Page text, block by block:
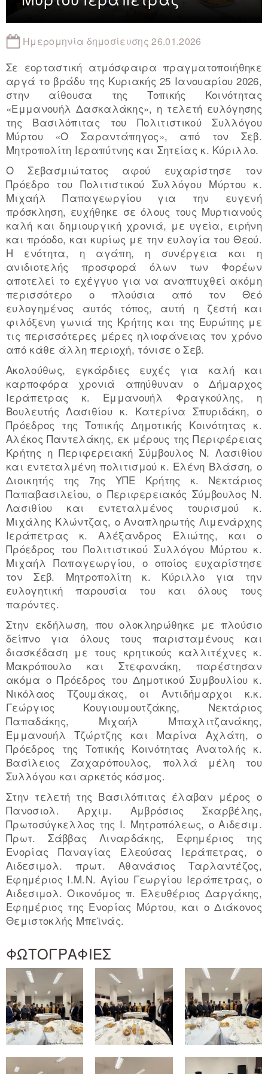
Ημερομηνία δημοσίευσης 26.01.2026
Σε εορταστική ατμόσφαιρα πραγματοποιήθηκε
αργά το βράδυ της Kυριακής 25 Ιανουαρίου 2026,
στην αίθουσα της Τοπικής Κοινότητας
«Εμμανουήλ Δασκαλάκης», η τελετή ευλόγησης
της Βασιλόπιτας του Πολιτιστικού Συλλόγου
Μύρτου «Ο Σαραντάπηγος», από τον Σεβ.
Μητροπολίτη Ιεραπύτνης και Σητείας κ. Κύριλλο.
Ο Σεβασμιώτατος αφού ευχαρίστησε τον
Πρόεδρο του Πολιτιστικού Συλλόγου Μύρτου κ.
Μιχαήλ Παπαγεωργίου για την ευγενή
πρόσκληση, ευχήθηκε σε όλους τους Μυρτιανούς
καλή και δημιουργική χρονιά, με υγεία, ειρήνη
και πρόοδο, και κυρίως με την ευλογία του Θεού.
Η ενότητα, η αγάπη, η συνέργεια και η
ανιδιοτελής προσφορά όλων των Φορέων
αποτελεί το εχέγγυο για να αναπτυχθεί ακόμη
περισσότερο ο πλούσια από τον Θεό
ευλογημένος αυτός τόπος, αυτή η ζεστή και
φιλόξενη γωνιά της Κρήτης και της Ευρώπης με
τις περισσότερες μέρες ηλιοφάνειας τον χρόνο
από κάθε άλλη περιοχή, τόνισε ο Σεβ.
Ακολούθως, εγκάρδιες ευχές για καλή και
καρποφόρα χρονιά απηύθυναν ο Δήμαρχος
Ιεράπετρας κ. Εμμανουήλ Φραγκούλης, η
Βουλευτής Λασιθίου κ. Κατερίνα Σπυριδάκη, ο
Πρόεδρος της Τοπικής Δημοτικής Κοινότητας κ.
Αλέκος Παντελάκης, εκ μέρους της Περιφέρειας
Κρήτης η Περιφερειακή Σύμβουλος Ν. Λασιθίου
και εντεταλμένη πολιτισμού κ. Ελένη Βλάσση, ο
Διοικητής της 7ης ΥΠΕ Κρήτης κ. Νεκτάριος
Παπαβασιλείου, ο Περιφερειακός Σύμβουλος Ν.
Λασιθίου και εντεταλμένος τουρισμού κ.
Μιχάλης Κλώντζας, ο Αναπληρωτής Λιμενάρχης
Ιεράπετρας κ. Αλέξανδρος Ελιώτης, και ο
Πρόεδρος του Πολιτιστικού Συλλόγου Μύρτου κ.
Μιχαήλ Παπαγεωργίου, ο οποίος ευχαρίστησε
τον Σεβ. Μητροπολίτη κ. Κύριλλο για την
ευλογητική παρουσία του και όλους τους
παρόντες.
Στην εκδήλωση, που ολοκληρώθηκε με πλούσιο
δείπνο για όλους τους παρισταμένους και
διασκέδαση με τους κρητικούς καλλιτέχνες κ.
Μακρόπουλο και Στεφανάκη, παρέστησαν
ακόμα ο Πρόεδρος του Δημοτικού Συμβουλίου κ.
Νικόλαος Τζουμάκας, οι Αντιδήμαρχοι κ.κ.
Γεώργιος Κουγιουμουτζάκης, Νεκτάριος
Παπαδάκης, Μιχαήλ Μπαχλιτζανάκης,
Εμμανουήλ Τζώρτζης και Μαρίνα Αχλάτη, ο
Πρόεδρος της Τοπικής Κοινότητας Ανατολής κ.
Βασίλειος Ζαχαρόπουλος, πολλά μέλη του
Συλλόγου και αρκετός κόσμος.
Στην τελετή της Βασιλόπιτας έλαβαν μέρος ο
Πανοσιολ. Αρχιμ. Αμβρόσιος Σκαρβέλης,
Πρωτοσύγκελλος της Ι. Μητροπόλεως, ο Αιδεσιμ.
Πρωτ. Σάββας Λιναρδάκης, Εφημέριος της
Ενορίας Παναγίας Ελεούσας Ιεράπετρας, ο
Αιδεσιμολ. πρωτ. Αθανάσιος Ταρλαντέζος,
Εφημέριος Ι.Μ.Ν. Αγίου Γεωργίου Ιεράπετρας, ο
Αιδεσιμολ. Οικονόμος π. Ελευθέριος Δαργάκης,
Εφημέριος της Ενορίας Μύρτου, και ο Διάκονος
Θεμιστοκλής Μπεϊνάς.
ΦΩΤΟΓΡΑΦΙΕΣ